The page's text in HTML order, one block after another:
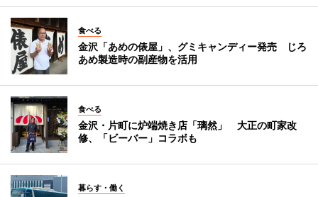
食べる
金沢「あめの俵屋」、グミキャンディー発売 じろ
あめ製造時の副産物を活用
食べる
金沢・片町に炉端焼き店「璃然」 大正の町家改
修、「ビーバー」コラボも
暮らす・働く